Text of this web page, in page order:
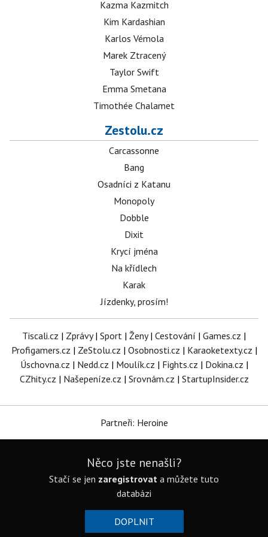
Kazma Kazmitch
Kim Kardashian
Karlos Vémola
Marek Ztracený
Taylor Swift
Emma Smetana
Timothée Chalamet
Zestolu.cz
Carcassonne
Bang
Osadníci z Katanu
Monopoly
Dobble
Dixit
Krycí jména
Na křídlech
Karak
Jízdenky, prosím!
Tiscali.cz | Zprávy| Sport | Ženy| Cestování | Games.cz |
Profigamers.cz | ZeStolu.cz | Osobnosti.cz | Karaoketexty.cz |
Úschovna.cz | Nedd.cz | Moulík.cz | Fights.cz | Dokina.cz |
CZhity.cz | Našepeníze.cz | Srovnám.cz | StartupInsider.cz
Partneři: Heroine
Něco jste nenašli?
Stačí se jen zaregistrovat a můžete tuto
databázi
DOPLNIT